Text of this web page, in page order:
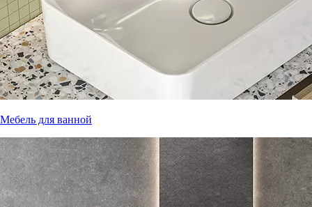
Мебель для ванной